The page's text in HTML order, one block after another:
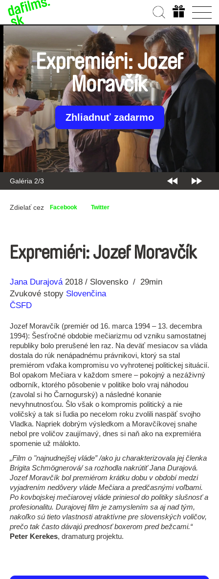
Galéria 2/3
Expremiéri: Jozef
Moravčík
Zhliadnuť zadarmo
Zdielať cez Facebook Twitter
Expremiéri: Jozef Moravčík
Réžia
Jana Durajová
Rok
výroby
2018 Slovensko
29min
Zvukové stopy Slovenčina
ČSFD
Jozef Moravčík (premiér od 16. marca 1994 – 13. decembra
1994): Šesťročné obdobie mečiarizmu od vzniku samostatnej
republiky bolo prerušené len raz. Na deväť mesiacov sa vláda
dostala do rúk nenápadnému právnikovi, ktorý sa stal
premiérom vďaka kompromisu vo vyhrotenej politickej situácií.
Bol opakom Mečiara v každom smere – pokojný a nezáživný
odborník, ktorého pôsobenie v politike bolo vraj náhodou
(zavolal si ho Čarnogurský) a následné konanie
nevyhnutnosťou. Šlo však o kompromis politický a nie
voličský a tak si ľudia po necelom roku zvolili naspäť svojho
Vladka. Napriek dobrým výsledkom a Moravčíkovej snahe
nebol pre voličov zaujímavý, dnes si naň ako na expremiéra
spomenie už málokto.
„Film o "najnudnejšej vláde” /ako ju charakterizovala jej členka
Brigita Schmögnerová/ sa rozhodla nakrútiť Jana Durajová.
Jozef Moravčík bol premiérom krátku dobu v období medzi
vyjadrením nedôvery vláde Mečiara a predčasnými voľbami.
Po kovbojskej mečiarovej vláde priniesol do politiky slušnosť a
profesionalitu. Durajovej film je zamyslením sa aj nad tým,
nakoľko sú tieto vlastnosti atraktívne pre slovenských voličov,
prečo tak často dávajú prednosť boxerom pred bežcami.“
Peter Kerekes, dramaturg projektu.